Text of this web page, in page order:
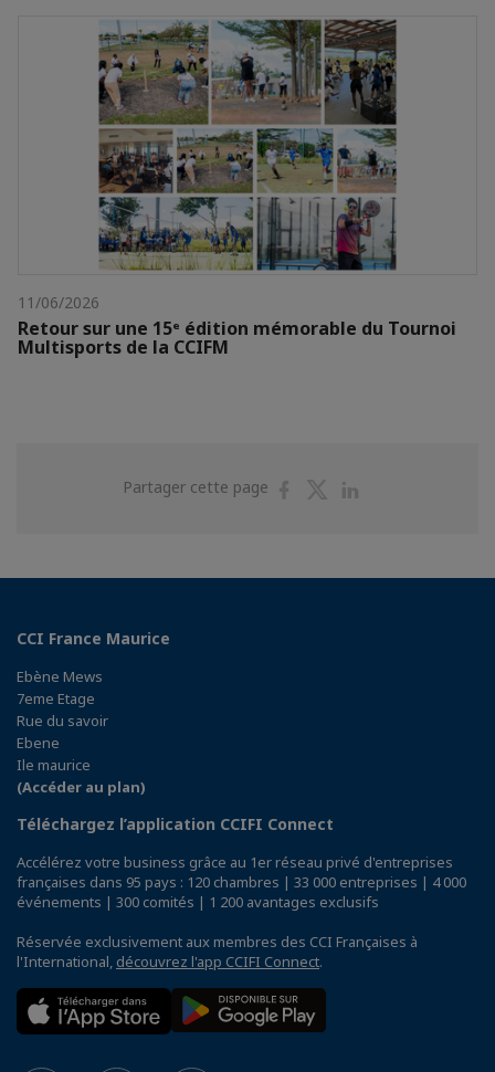
11/06/2026
Retour sur une 15ᵉ édition mémorable du Tournoi
Multisports de la CCIFM
Partager cette page
PartagerPartager
CCI France Maurice
Ebène Mews
7eme Etage
Rue du savoir
Ebene
Ile maurice
(Accéder au plan)
Téléchargez l’application CCIFI Connect
Accélérez votre business grâce au 1er réseau privé d'entreprises
françaises dans 95 pays : 120 chambres | 33 000 entreprises | 4 000
événements | 300 comités | 1 200 avantages exclusifs
Réservée exclusivement aux membres des CCI Françaises à
l'International, découvrez l'app CCIFI Connect.